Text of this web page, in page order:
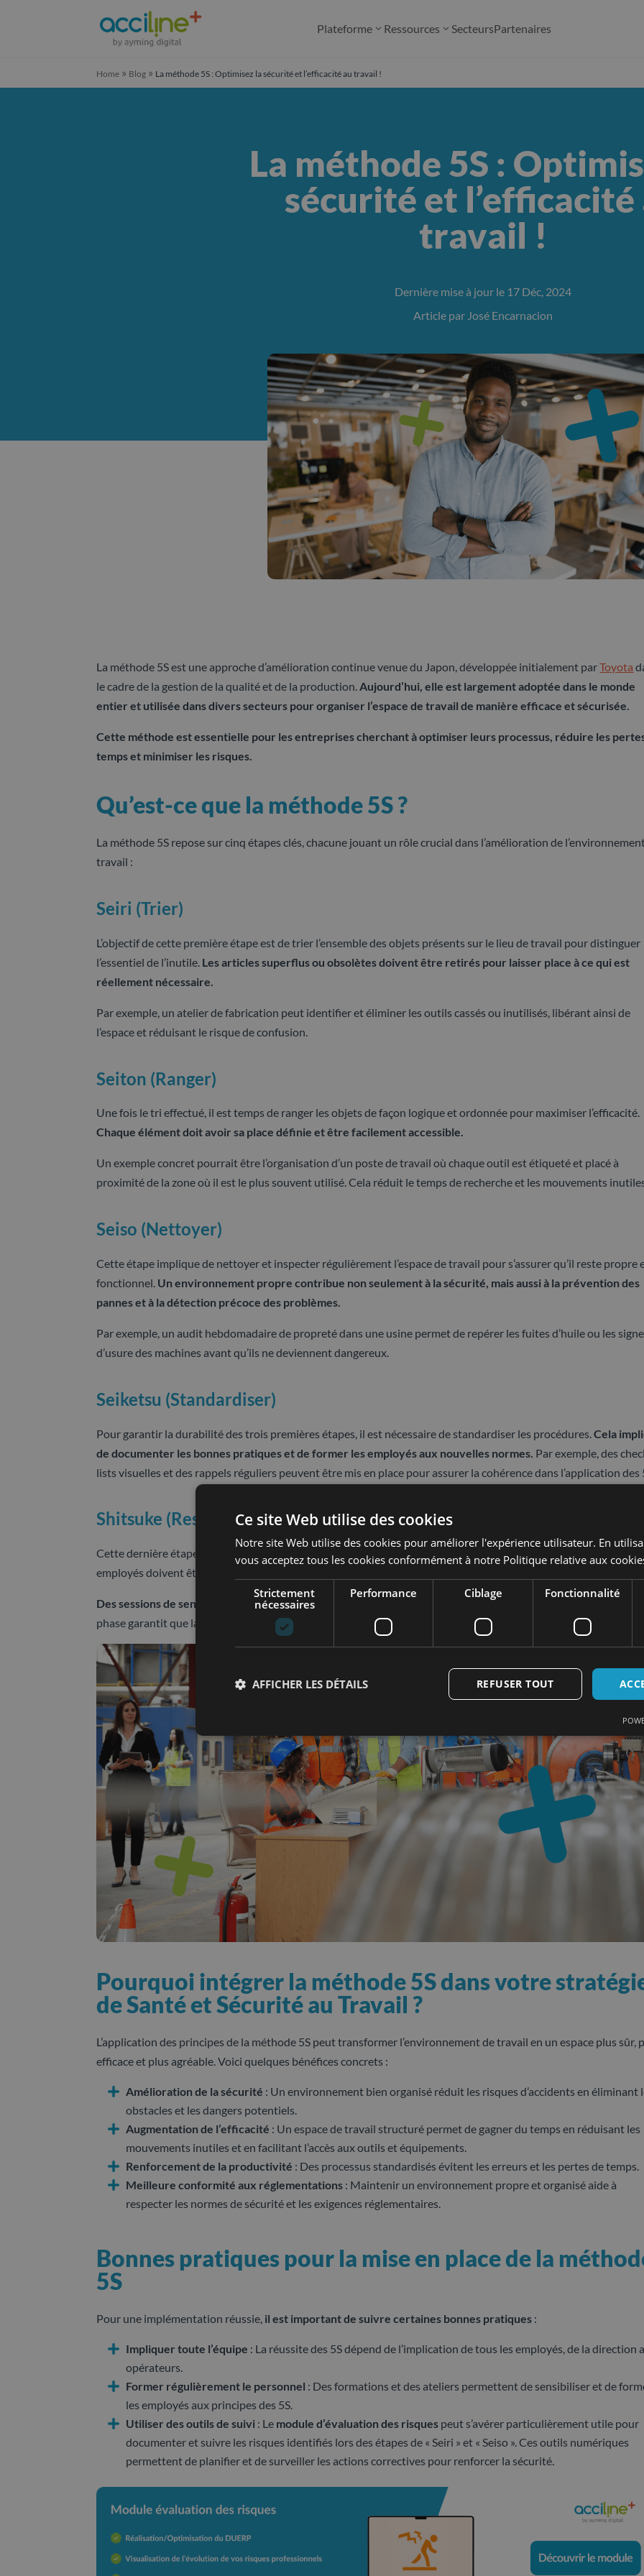
Plateforme Ressources SecteursPartenaires
Home » Blog » La méthode 5S : Optimisez la sécurité et l’efficacité au travail !
La méthode 5S :
sécurité et l’efficacité
travail !
Dernière mise à jour le 17 Déc, 2024
Article par José Encarnacion
La méthode 5S est une approche d’amélioration continue venue du Japon, développée initialement parToyota
le cadre de la gestion de la qualité et de la production. Aujourd’hui, elle est largement adoptée dans le monde
entier et utilisée dans divers secteurs pour organiser l’espace de travail de manière efficace et sécurisée.
Cette méthode est essentielle pour les entreprises cherchant à optimiser leurs processus, réduire les
temps et minimiser les risques.
Qu’est-ce que la méthode 5S ?
La méthode 5S repose sur cinq étapes clés, chacune jouant un rôle crucial dans l’amélioration de
travail :
Seiri (Trier)
L’objectif de cette première étape est de trier l’ensemble des objets présents sur le lieu de travail pour distinguer
l’essentiel de l’inutile. Les articles superflus ou obsolètes doivent être retirés pour laisser place à ce qui est
réellement nécessaire.
Par exemple, un atelier de fabrication peut identifier et éliminer les outils cassés ou inutilisés, libérant ainsi de
l’espace et réduisant le risque de confusion.
Seiton (Ranger)
Une fois le tri effectué, il est temps de ranger les objets de façon logique et ordonnée pour maximiser l’efficacité.
Chaque élément doit avoir sa place définie et être facilement accessible.
Un exemple concret pourrait être l’organisation d’un poste de travail où chaque outil est étiqueté et placé à
proximité de la zone où il est le plus souvent utilisé. Cela réduit le temps de recherche et les mouvements
Seiso (Nettoyer)
Cette étape implique de nettoyer et inspecter régulièrement l’espace de travail pour s’assurer qu’il reste propre
fonctionnel. Un environnement propre contribue non seulement à la sécurité, mais aussi à la prévention des
pannes et à la détection précoce des problèmes.
Par exemple, un audit hebdomadaire de propreté dans une usine permet de repérer les fuites d’huile ou les
d’usure des machines avant qu’ils ne deviennent dangereux.
Seiketsu (Standardiser)
Pour garantir la durabilité des trois premières étapes, il est nécessaire de standardiser les procédures.Cela
de documenter les bonnes pratiques et de former les employés aux nouvelles normes. Par exemple, des
lists visuelles et des rappels réguliers peuvent être mis en place pour assurer la cohérence dans l’application des
Shitsuke (Respecter)
Cette dernière étape concerne l’instauration d’une culture de discipline et d’engagement au sein de l’entreprise.
employés doivent être impliqués et responsabilisés pour maintenir les pratiques instaurées.
Des sessions de sensibilisation ou des rappels fréquents peuvent aider à ancrer cette étape
phase garantit que la méthode 5S devienne une habitude quotidienne.
Pourquoi intégrer la méthode 5S dans votre
de Santé et Sécurité au Travail ?
L’application des principes de la méthode 5S peut transformer l’environnement de travail en un espace plus sûr,
efficace et plus agréable. Voici quelques bénéfices concrets :
Amélioration de la sécurité : Un environnement bien organisé réduit les risques d’accidents en éliminant
obstacles et les dangers potentiels.
Augmentation de l’efficacité : Un espace de travail structuré permet de gagner du temps en réduisant les
mouvements inutiles et en facilitant l’accès aux outils et équipements.
Renforcement de la productivité : Des processus standardisés évitent les erreurs et les pertes de temps.
Meilleure conformité aux réglementations : Maintenir un environnement propre et organisé aide à
respecter les normes de sécurité et les exigences réglementaires.
Bonnes pratiques pour la mise en place de la
5S
Pour une implémentation réussie, il est important de suivre certaines bonnes pratiques :
Impliquer toute l’équipe : La réussite des 5S dépend de l’implication de tous les employés, de la direction
opérateurs.
Former régulièrement le personnel : Des formations et des ateliers permettent de sensibiliser et de
les employés aux principes des 5S.
Utiliser des outils de suivi : Le module d’évaluation des risques peut s’avérer particulièrement utile pour
documenter et suivre les risques identifiés lors des étapes de « Seiri » et « Seiso ». Ces outils numériques
permettent de planifier et de surveiller les actions correctives pour renforcer la sécurité.
Ce site Web utilise des cookies
Notre site Web utilise des cookies pour améliorer l'expérience utilisateur. En
vous acceptez tous les cookies conformément à notre Politique relative aux
Strictement
nécessaires
Performance Ciblage Fonctionnalité
REFUSER TOUT
AFFICHER LES DÉTAILS